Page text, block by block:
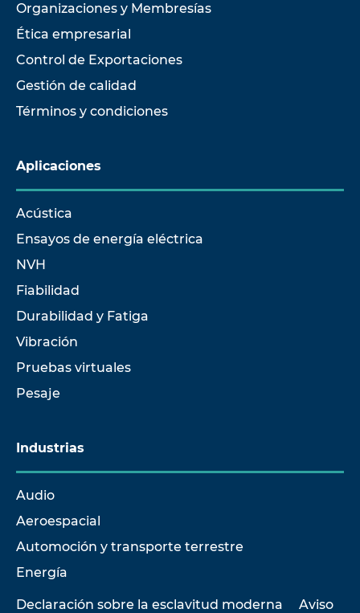
Organizaciones y Membresías
Ética empresarial
Control de Exportaciones
Gestión de calidad
Términos y condiciones
Aplicaciones
Acústica
Ensayos de energía eléctrica
NVH
Fiabilidad
Durabilidad y Fatiga
Vibración
Pruebas virtuales
Pesaje
Industrias
Audio
Aeroespacial
Automoción y transporte terrestre
Energía
Declaración sobre la esclavitud moderna Aviso